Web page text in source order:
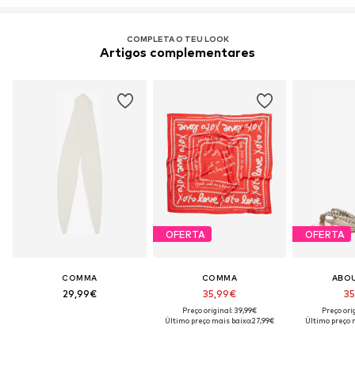
COMPLETA O TEU LOOK
Artigos complementares
COMMA
29,99€
OFERTA
COMMA
35,99€
Preço original: 39,99€
Último preço mais baixo:27,99€
OFERTA
Preço
Último preço